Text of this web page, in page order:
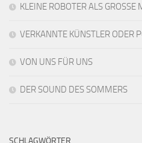
KLEINE ROBOTER ALS GROSSE
VERKANNTE KÜNSTLER ODER
VON UNS FÜR UNS
DER SOUND DES SOMMERS
SCHLAGWÖRTER